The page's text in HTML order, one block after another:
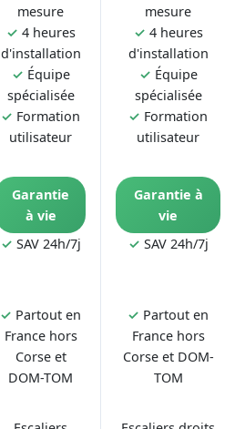
mesure
✓ 4 heures
d'installation
✓ Équipe
spécialisée
✓ Formation
utilisateur
mesure
✓ 4 heures
d'installation
✓ Équipe
spécialisée
✓ Formation
utilisateur
Garantie
à vie
✓ SAV 24h/7j
Garantie à
vie
✓ SAV 24h/7j
✓ Partout en
France hors
Corse et
DOM-TOM
✓ Partout en
France hors
Corse et DOM-
TOM